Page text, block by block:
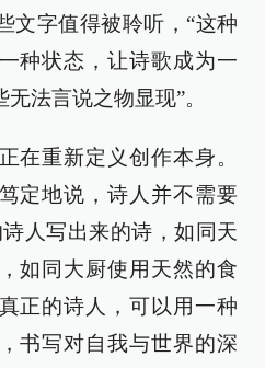
文字值得被聆听，“这种
种状态，让诗歌成为一
法言说之物显现”。
在重新定义创作本身。
定地说，诗人并不需要
人写出来的诗，如同天
如同大厨使用天然的食
正的诗人，可以用一种
书写对自我与世界的深